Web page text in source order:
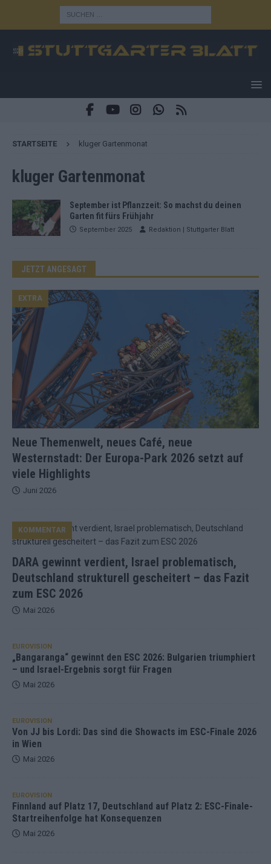
STARTSEITE kluger Gartenmonat
kluger Gartenmonat
September ist Pflanzzeit: So machst du deinen
Garten fit fürs Frühjahr
September 2025 Redaktion | Stuttgarter Blatt
JETZT ANGESAGT
Neue Themenwelt, neues Café, neue
Westernstadt: Der Europa-Park 2026 setzt auf
viele Highlights
EXTRA
Juni 2026
DARA gewinnt verdient, Israel problematisch,
Deutschland strukturell gescheitert – das Fazit
zum ESC 2026
KOMMENTAR
Mai 2026
EUROVISION
„Bangaranga“ gewinnt den ESC 2026: Bulgarien triumphiert
– und Israel-Ergebnis sorgt für Fragen
Mai 2026
EUROVISION
Von JJ bis Lordi: Das sind die Showacts im ESC-Finale 2026
in Wien
Mai 2026
EUROVISION
Finnland auf Platz 17, Deutschland auf Platz 2: ESC-Finale-
Startreihenfolge hat Konsequenzen
Mai 2026